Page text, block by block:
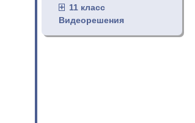
11 класс
Видеорешения